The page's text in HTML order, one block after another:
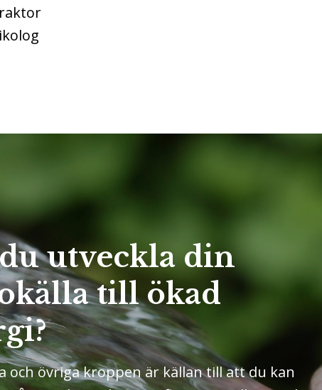
utveckla din
till ökad
och övriga kroppen är källan till att du kan